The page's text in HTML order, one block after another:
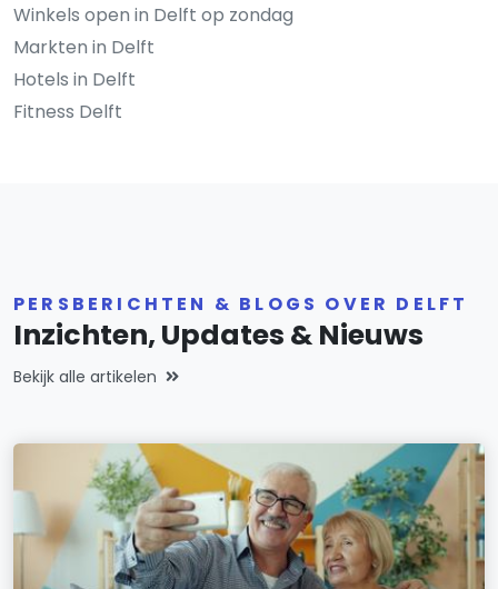
Winkels open in Delft op zondag
Markten in Delft
Hotels in Delft
Fitness Delft
PERSBERICHTEN & BLOGS OVER DELFT
Inzichten, Updates & Nieuws
Bekijk alle artikelen